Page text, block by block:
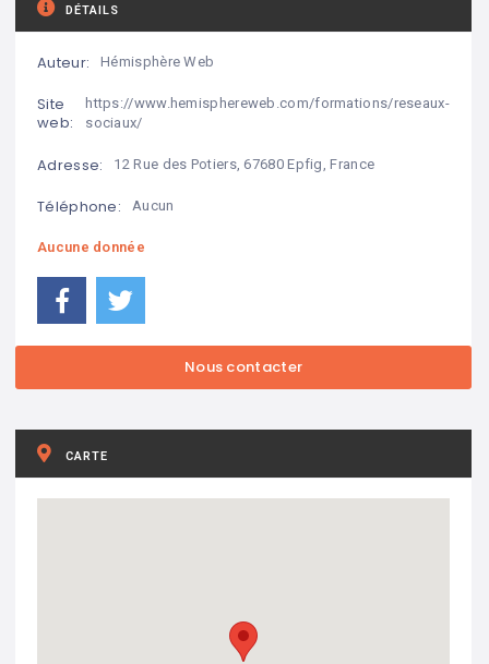
DÉTAILS
Auteur: Hémisphère Web
Site
web:
https://www.hemisphereweb.com/formations/reseaux-
sociaux/
Adresse: 12 Rue des Potiers, 67680 Epfig, France
Téléphone: Aucun
Aucune donnée
CARTE